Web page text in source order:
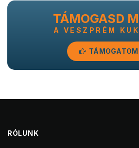
TÁMOGASD
A VESZPRÉM
TÁMOGATOM
RÓLUNK